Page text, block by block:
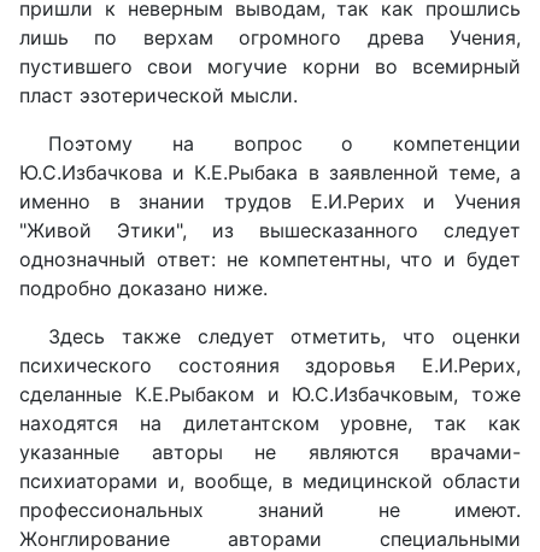
пришли к неверным выводам, так как прошлись
лишь по верхам огромного древа Учения,
пустившего свои могучие корни во всемирный
пласт эзотерической мысли.
Поэтому на вопрос о компетенции
Ю.С.Избачкова и К.Е.Рыбака в заявленной теме, а
именно в знании трудов Е.И.Рерих и Учения
"Живой Этики", из вышесказанного следует
однозначный ответ: не компетентны, что и будет
подробно доказано ниже.
Здесь также следует отметить, что оценки
психического состояния здоровья Е.И.Рерих,
сделанные К.Е.Рыбаком и Ю.С.Избачковым, тоже
находятся на дилетантском уровне, так как
указанные авторы не являются врачами-
психиаторами и, вообще, в медицинской области
профессиональных знаний не имеют.
Жонглирование авторами специальными